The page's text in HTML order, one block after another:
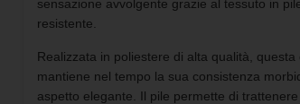
sensazione avvolgente grazie al tessuto in
resistente.
Realizzata in poliestere di alta qualità, questa
mantiene nel tempo la sua consistenza
aspetto elegante. Il pile permette di